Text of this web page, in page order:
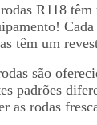
R118
têm um
são
padrões
as rodas